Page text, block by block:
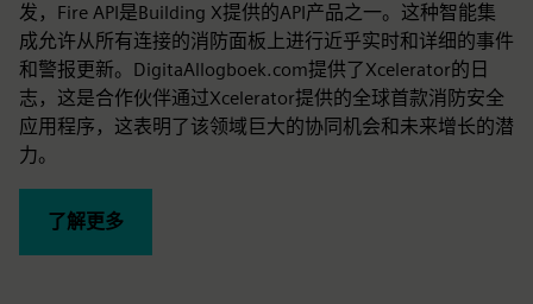
发，Fire API是Building X提供的API产品之一。这种智能集
成允许从所有连接的消防面板上进行近乎实时和详细的事件
和警报更新。DigitaAllogboek.com提供了Xcelerator的日
志，这是合作伙伴通过Xcelerator提供的全球首款消防安全
应用程序，这表明了该领域巨大的协同机会和未来增长的潜
力。
了解更多